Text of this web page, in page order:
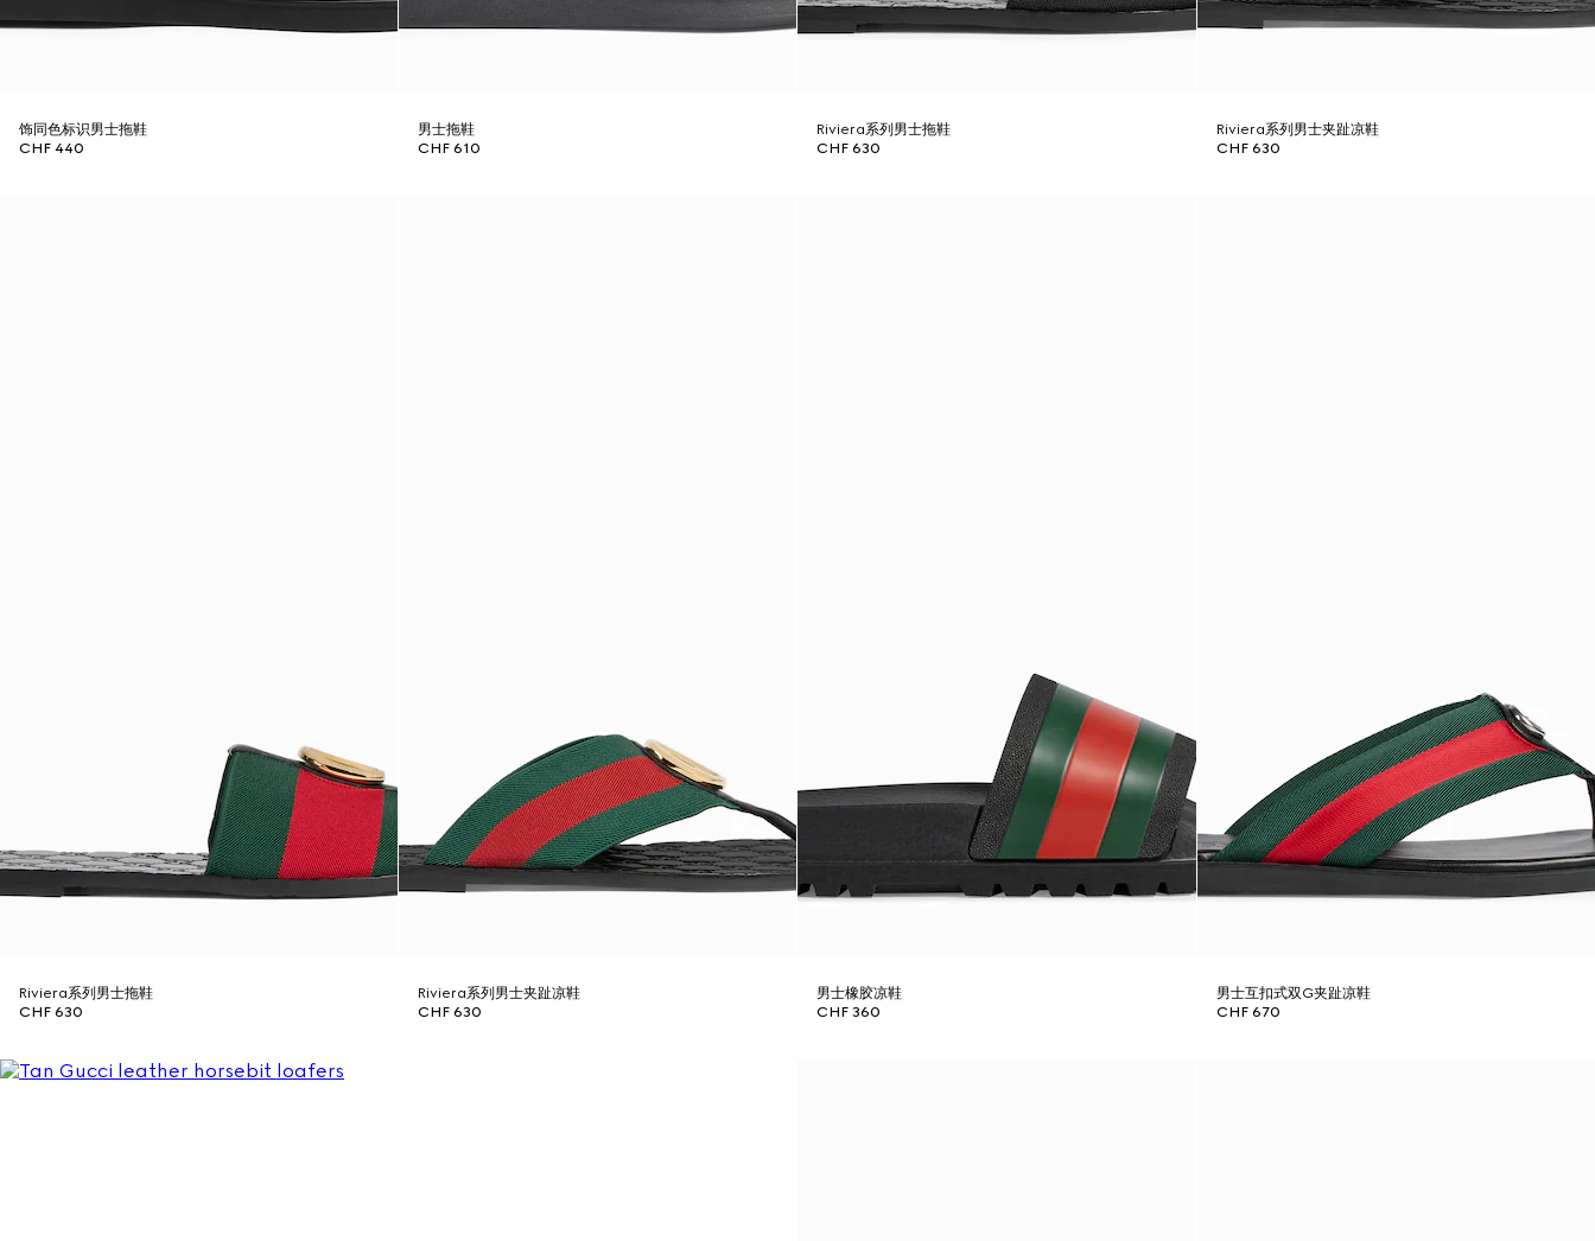
饰同色标识男士拖鞋
CHF 440
男士拖鞋
CHF 610
Riviera系列男士拖鞋
CHF 630
Riviera系列男士夹趾凉鞋
CHF 630
Riviera系列男士拖鞋
CHF 630
Riviera系列男士夹趾凉鞋
CHF 630
男士橡胶凉鞋
CHF 360
男士互扣式双G夹趾凉鞋
CHF 670